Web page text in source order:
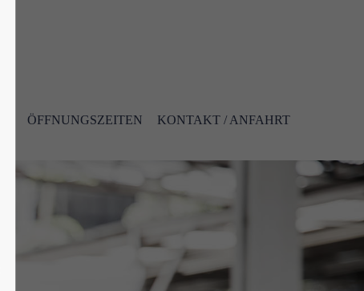
ÖFFNUNGSZEITEN KONTAKT / ANFAHRT